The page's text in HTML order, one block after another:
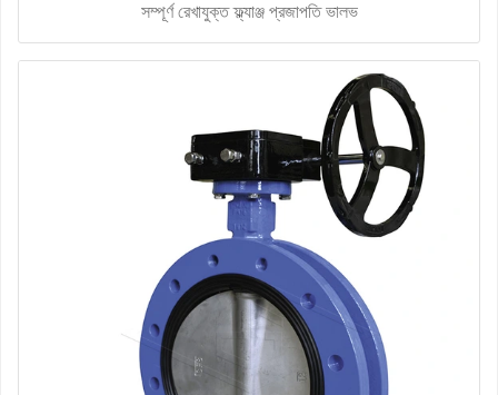
সম্পূর্ণ রেখাযুক্ত ফ্ল্যাঞ্জ প্রজাপতি ভালভ